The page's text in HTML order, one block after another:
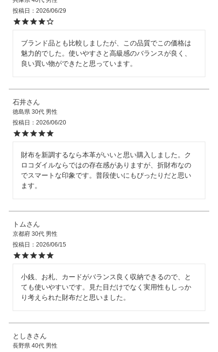
投稿日
2026/06/29
ブランド品とも比較しましたが、この品質でこの価格は
魅力的でした。使いやすさと高級感のバランスが良く、
良い買い物ができたと思っています。
石井
徳島県 30代 男性
投稿日
2026/06/20
財布を新調するなら本革がいいと思い購入しました。ク
ロコダイルならではの存在感がありますが、折財布なの
でスマートな印象です。普段使いにもぴったりだと思い
ます。
トム
京都府 30代 男性
投稿日
2026/06/15
小銭、お札、カードがバランス良く収納できるので、と
ても使いやすいです。見た目だけでなく実用性もしっか
り考えられた財布だと思いました。
としき
長野県 40代 男性